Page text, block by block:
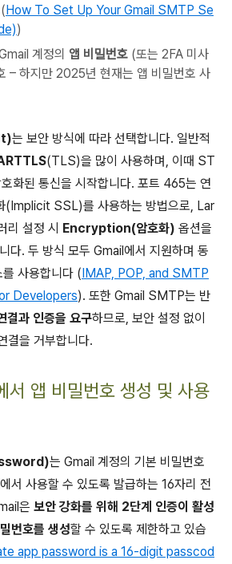
How To Set Up Your Gmail SMTP Se
)
계정의 앱 비밀번호 (또는 2FA 미사
– 하지만 2025년 현재는 앱 비밀번호 사
는 보안 방식에 따라 선택합니다. 일반적
(TLS)을 많이 사용하며, 이때 ST
화된 통신을 시작합니다. 포트 465는 연
(Implicit SSL)를 사용하는 방법으로, Lar
리 설정 시 Encryption(암호화) 옵션을
다. 두 방식 모두 Gmail에서 지원하며 동
사용합니다 (IMAP, POP, and SMTP
Developers). 또한 Gmail SMTP는 반
과 인증을 요구하므로, 보안 설정 없이
결을 거부합니다.
앱 비밀번호 생성 및 사용
는 Gmail 계정의 기본 비밀번호
서 사용할 수 있도록 발급하는 16자리 전
은 보안 강화를 위해 2단계 인증이 활성
번호를 생성할 수 있도록 제한하고 있습
app password is a 16-digit passcod